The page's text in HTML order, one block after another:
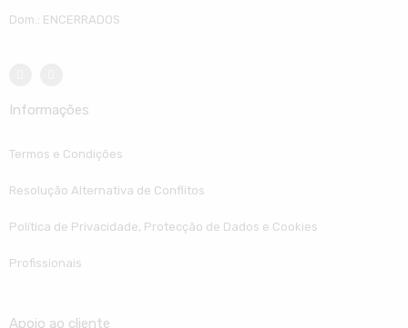
Dom.: ENCERRADOS
Informações
Termos e Condições
Resolução Alternativa de Conflitos
Política de Privacidade, Protecção de Dados e Cookies
Profissionais
Apoio ao cliente